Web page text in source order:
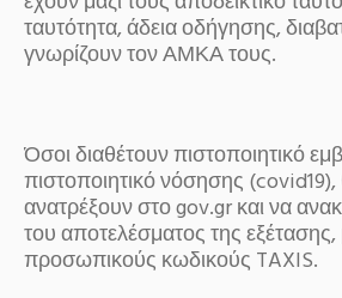
ταυτότητα, άδεια οδήγησης,
γνωρίζουν τον ΑΜΚΑ τους.
Όσοι διαθέτουν πιστοποιητικό
πιστοποιητικό νόσησης
ανατρέξουν στο gov.gr και να
του αποτελέσματος της εξέτασης,
προσωπικούς κωδικούς TAXIS.